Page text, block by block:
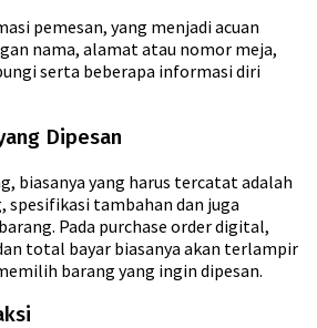
pemesan, yang menjadi acuan
nama, alamat atau nomor meja,
serta beberapa informasi diri
Dipesan
biasanya yang harus tercatat adalah
spesifikasi tambahan dan juga
Pada purchase order digital,
total bayar biasanya akan terlampir
barang yang ingin dipesan.